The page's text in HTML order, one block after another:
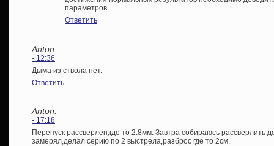
параметров.
Ответить
Anton:
- 12:36
Дыма из ствола нет.
Ответить
Anton:
- 17:18
Перепуск рассверлен,где то 2.8мм. Завтра собираюсь рассверлить
замерял,делал серию по 2 выстрела,разброс где то 2см.